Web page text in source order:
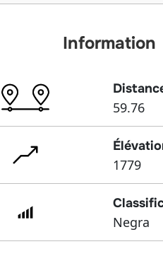
Information
59.76
1779
Negra